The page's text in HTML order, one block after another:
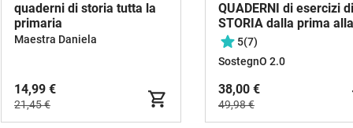
quaderni di storia tutta la
primaria
Maestra Daniela
14,99 €
21,45 €
QUADERNI di esercizi di
STORIA dalla prima alla
quinta (in formato PDF)
5(7)
SostegnO 2.0
38,00 €
49,98 €